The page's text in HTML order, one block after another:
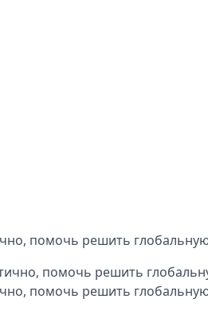
помочь решить
помочь решить